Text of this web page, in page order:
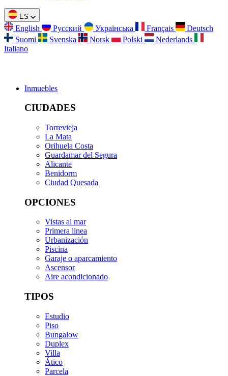
ES
English Русский Українська Français
Deutsch
Suomi
Svenska Norsk Polski
Nederlands
Italiano
Inmuebles
CIUDADES
Torrevieja
La Mata
Orihuela Costa
Guardamar del Segura
Alicante
Benidorm
Ciudad Quesada
OPCIONES
Vistas al mar
Primera linea
Urbanización
Piscina
Garaje o aparcamiento
Ascensor
Aire acondicionado
TIPOS
Estudio
Piso
Bungalow
Duplex
Villa
Ático
Parcela